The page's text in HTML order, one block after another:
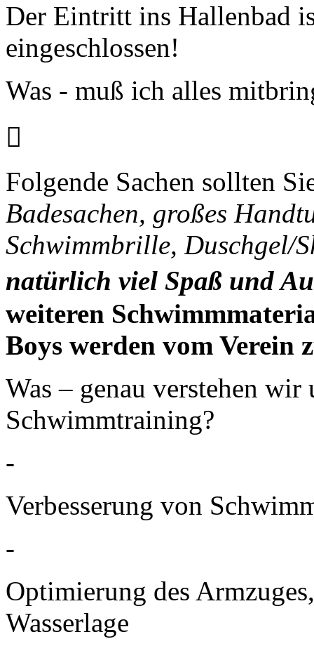
Der Eintritt ins Hallenbad
eingeschlossen!
Was - muß ich alles

Folgende Sachen sollten
Badesachen, großes
Schwimmbrille, Duschgel/
natürlich viel Spaß und
weiteren
Boys werden vom Verein
Was – genau verstehen
Schwimmtraining?
-
Verbesserung von
-
Optimierung des
Wasserlage